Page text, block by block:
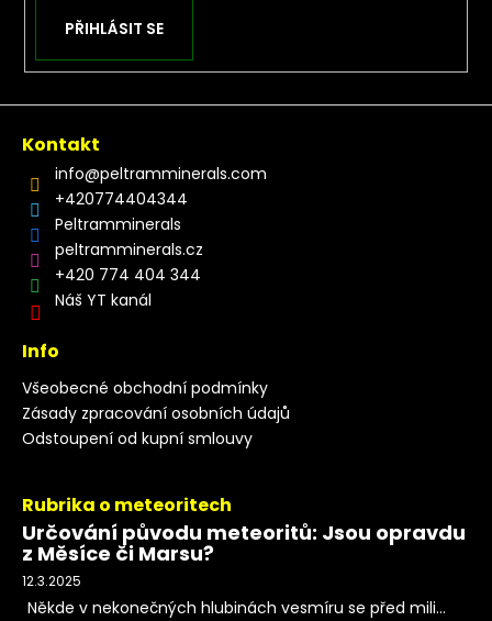
PŘIHLÁSIT SE
Kontakt
info@peltramminerals.com
+420774404344
Peltramminerals
peltramminerals.cz
+420 774 404 344
Náš YT kanál
Info
Všeobecné obchodní podmínky
Zásady zpracování osobních údajů
Odstoupení od kupní smlouvy
Rubrika o meteoritech
Určování původu meteoritů: Jsou opravdu
z Měsíce či Marsu?
12.3.2025
Někde v nekonečných hlubinách vesmíru se před mili...